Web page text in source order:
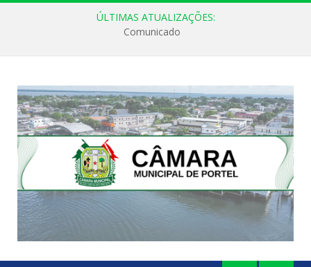
ÚLTIMAS ATUALIZAÇÕES:
Comunicado